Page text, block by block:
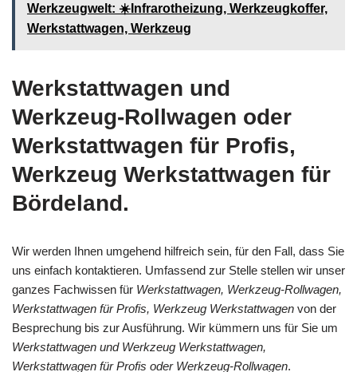
Werkzeugwelt: ☀️Infrarotheizung, Werkzeugkoffer,
Werkstattwagen, Werkzeug
Werkstattwagen und
Werkzeug-Rollwagen oder
Werkstattwagen für Profis,
Werkzeug Werkstattwagen für
Bördeland.
Wir werden Ihnen umgehend hilfreich sein, für den Fall, dass Sie
uns einfach kontaktieren. Umfassend zur Stelle stellen wir unser
ganzes Fachwissen für Werkstattwagen, Werkzeug-Rollwagen,
Werkstattwagen für Profis, Werkzeug Werkstattwagen von der
Besprechung bis zur Ausführung. Wir kümmern uns für Sie um
Werkstattwagen und Werkzeug Werkstattwagen,
Werkstattwagen für Profis oder Werkzeug-Rollwagen.